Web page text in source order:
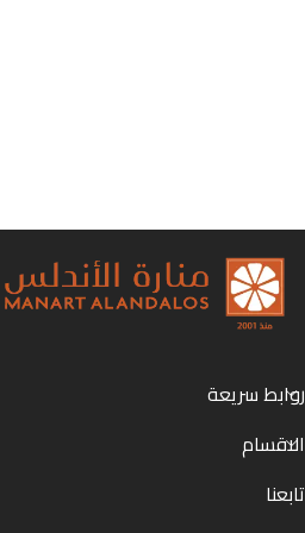
روابط سريعة
الاقسام
تابعنا